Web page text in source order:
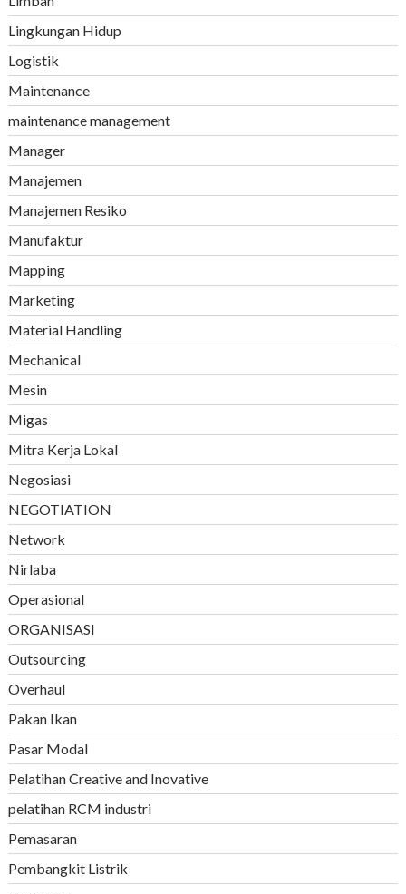
Lingkungan Hidup
Logistik
Maintenance
maintenance management
Manager
Manajemen
Manajemen Resiko
Manufaktur
Mapping
Marketing
Material Handling
Mechanical
Mesin
Migas
Mitra Kerja Lokal
Negosiasi
NEGOTIATION
Network
Nirlaba
Operasional
ORGANISASI
Outsourcing
Overhaul
Pakan Ikan
Pasar Modal
Pelatihan Creative and Inovative
pelatihan RCM industri
Pemasaran
Pembangkit Listrik